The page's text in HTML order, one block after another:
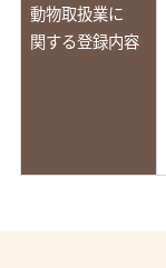
動物取扱業に
関する登録内容